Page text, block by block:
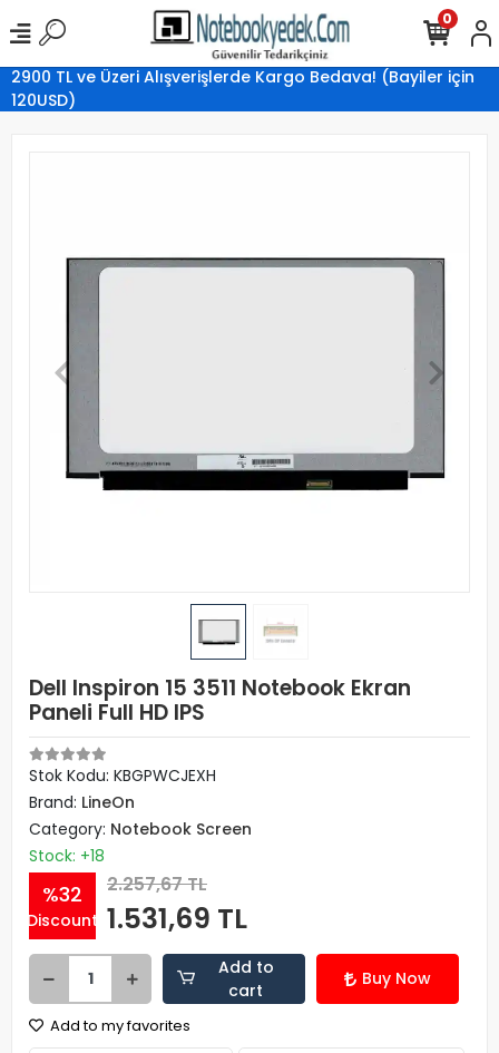
2900 TL ve Üzeri Alışverişlerde Kargo Bedava! (Bayiler için
120USD)
0
Dell Inspiron 15 3511 Notebook Ekran
Paneli Full HD IPS
Stok Kodu: KBGPWCJEXH
Brand: LineOn
Category: Notebook Screen
Stock: +18
%32
Discount
2.257,67 TL
1.531,69 TL
Add to
cart
Buy Now
Add to my favorites